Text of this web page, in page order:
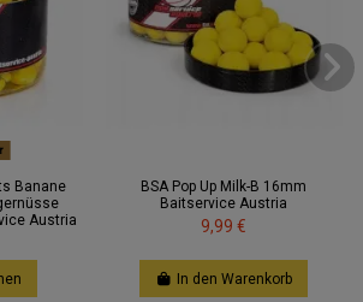
Banane
Austria
BSA Pop Up Milk-B 16mm
Baitservice Austria
9,99 €
In den Warenkorb